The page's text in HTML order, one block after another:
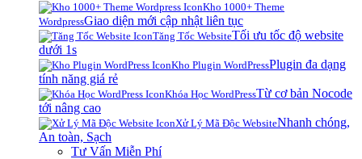
Kho 1000+ Theme
WordpressGiao diện mới cập nhật liên tục
Tăng Tốc WebsiteTối ưu tốc độ website
dưới 1s
Kho Plugin WordPressPlugin đa dạng
tính năng giá rẻ
Khóa Học WordPressTừ cơ bản Nocode
tới nâng cao
Xử Lý Mã Độc WebsiteNhanh chóng,
An toàn, Sạch
Tư Vấn Miễn Phí